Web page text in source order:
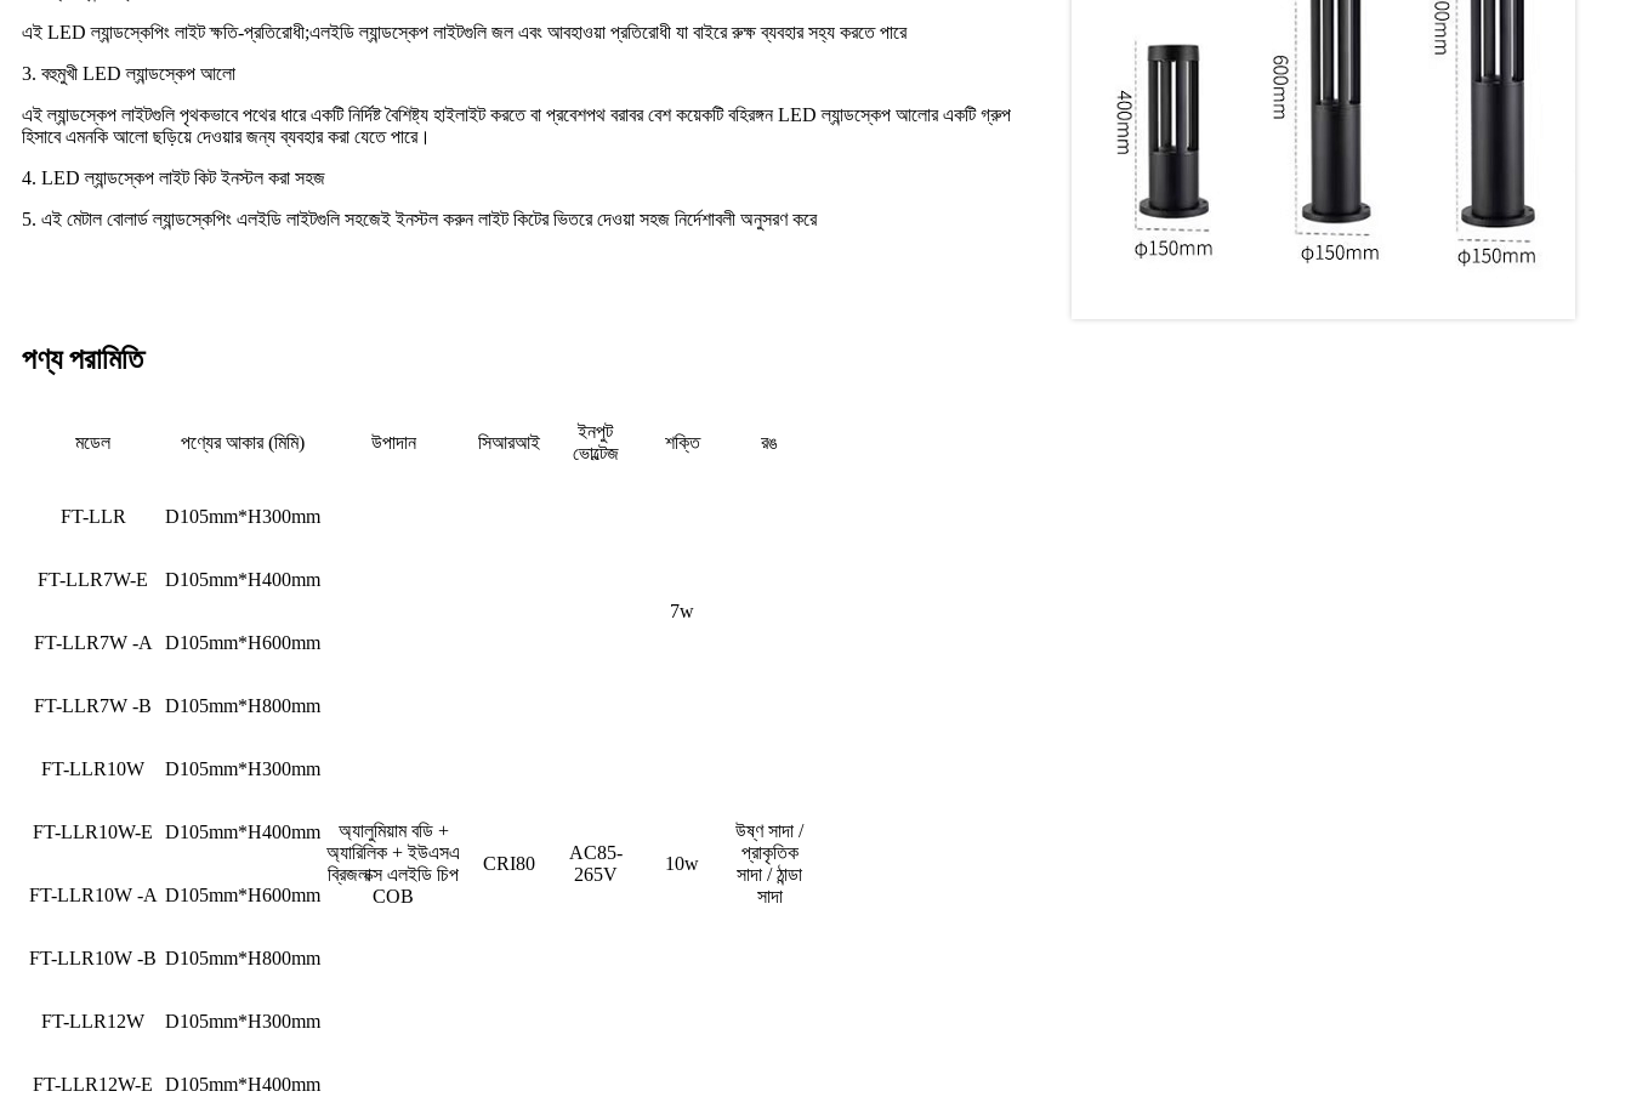
এই LED ল্যান্ডস্কেপিং লাইট ক্ষতি-প্রতিরোধী;এলইডি ল্যান্ডস্কেপ লাইটগুলি জল এবং আবহাওয়া প্রতিরোধী যা বাইরে রুক্ষ ব্যবহার সহ্য করতে পারে
3. বহুমুখী LED ল্যান্ডস্কেপ আলো
এই ল্যান্ডস্কেপ লাইটগুলি পৃথকভাবে পথের ধারে একটি নির্দিষ্ট বৈশিষ্ট্য হাইলাইট করতে বা প্রবেশপথ বরাবর বেশ কয়েকটি বহিরঙ্গন LED ল্যান্ডস্কেপ আলোর একটি গ্রুপ
হিসাবে এমনকি আলো ছড়িয়ে দেওয়ার জন্য ব্যবহার করা যেতে পারে।
4. LED ল্যান্ডস্কেপ লাইট কিট ইনস্টল করা সহজ
5. এই মেটাল বোলার্ড ল্যান্ডস্কেপিং এলইডি লাইটগুলি সহজেই ইনস্টল করুন লাইট কিটের ভিতরে দেওয়া সহজ নির্দেশাবলী অনুসরণ করে
পণ্য পরামিতি
মডেল পণ্যের আকার (মিমি) উপাদান সিআরআই
ইনপুট
ভোল্টেজ
শক্তি রঙ
FT-LLR D105mm*H300mm
অ্যালুমিয়াম বডি +
অ্যারিলিক + ইউএসএ
ব্রিজলাক্স এলইডি চিপ
COB
CRI80
AC85-
265V
7w
উষ্ণ সাদা /
প্রাকৃতিক
সাদা / ঠান্ডা
সাদা
FT-LLR7W-E D105mm*H400mm
FT-LLR7W -A D105mm*H600mm
FT-LLR7W -B D105mm*H800mm
FT-LLR10W D105mm*H300mm
10w
FT-LLR10W-E D105mm*H400mm
FT-LLR10W -A D105mm*H600mm
FT-LLR10W -B D105mm*H800mm
FT-LLR12W D105mm*H300mm
FT-LLR12W-E D105mm*H400mm